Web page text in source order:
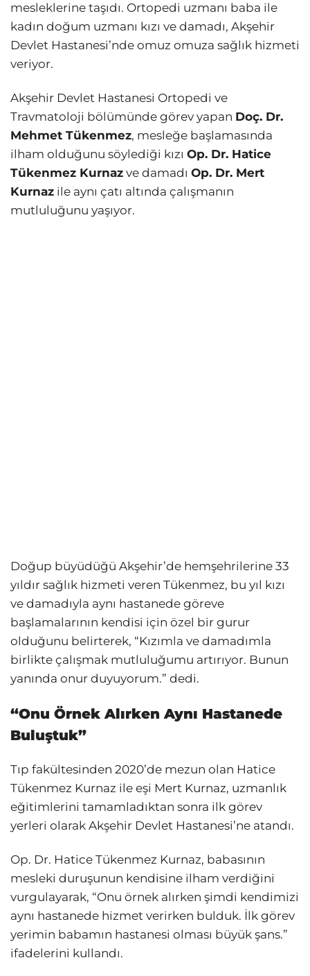
mesleklerine taşıdı. Ortopedi uzmanı baba ile
kadın doğum uzmanı kızı ve damadı, Akşehir
Devlet Hastanesi’nde omuz omuza sağlık hizmeti
veriyor.
Akşehir Devlet Hastanesi Ortopedi ve
Travmatoloji bölümünde görev yapan Doç. Dr.
Mehmet Tükenmez, mesleğe başlamasında
ilham olduğunu söylediği kızı Op. Dr. Hatice
Tükenmez Kurnaz ve damadı Op. Dr. Mert
Kurnaz ile aynı çatı altında çalışmanın
mutluluğunu yaşıyor.
Doğup büyüdüğü Akşehir’de hemşehrilerine 33
yıldır sağlık hizmeti veren Tükenmez, bu yıl kızı
ve damadıyla aynı hastanede göreve
başlamalarının kendisi için özel bir gurur
olduğunu belirterek, “Kızımla ve damadımla
birlikte çalışmak mutluluğumu artırıyor. Bunun
yanında onur duyuyorum.” dedi.
“Onu Örnek Alırken Aynı Hastanede
Buluştuk”
Tıp fakültesinden 2020’de mezun olan Hatice
Tükenmez Kurnaz ile eşi Mert Kurnaz, uzmanlık
eğitimlerini tamamladıktan sonra ilk görev
yerleri olarak Akşehir Devlet Hastanesi’ne atandı.
Op. Dr. Hatice Tükenmez Kurnaz, babasının
mesleki duruşunun kendisine ilham verdiğini
vurgulayarak, “Onu örnek alırken şimdi kendimizi
aynı hastanede hizmet verirken bulduk. İlk görev
yerimin babamın hastanesi olması büyük şans.”
ifadelerini kullandı.